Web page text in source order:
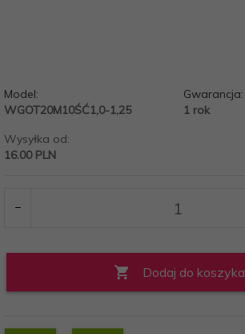
Model:
WGOT20M10ŚĆ1,0-1,25
Gwarancja:
1 rok
Wysyłka od:
16.00 PLN
Dodaj do koszyka